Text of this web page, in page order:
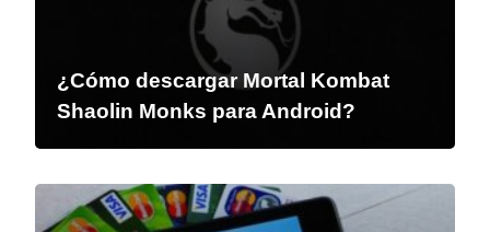
¿Cómo descargar Mortal Kombat
Shaolin Monks para Android?